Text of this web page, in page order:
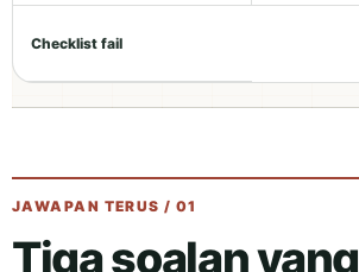
Checklist fail
JAWAPAN TERUS / 01
Tiga soalan yang